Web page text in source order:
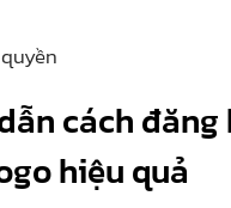
cách đăng
hiệu quả